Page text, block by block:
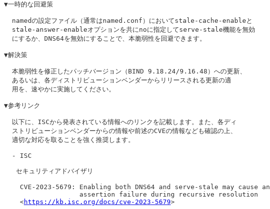
▼一時的な回避策
  namedの設定ファイル（通常はnamed.conf）においてstale-cache-enableと
  stale-answer-enableオプションを共にnoに指定してserve-stale機能を無効
  にするか、DNS64を無効にすることで、本脆弱性を回避できます。
▼解決策
  本脆弱性を修正したパッチバージョン（BIND 9.18.24/9.16.48）への更新、
  あるいは、各ディストリビューションベンダーからリリースされる更新の適
  用を、速やかに実施してください。
▼参考リンク
  以下に、ISCから発表されている情報へのリンクを記載します。また、各ディ
  ストリビューションベンダーからの情報や前述のCVEの情報なども確認の上、
  適切な対応を取ることを強く推奨します。
  - ISC
   セキュリティアドバイザリ
    CVE-2023-5679: Enabling both DNS64 and serve-stale may cause an
                   assertion failure during recursive resolution
    <
https://kb.isc.org/docs/cve-2023-5679>